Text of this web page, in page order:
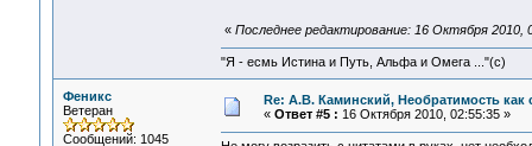
« Последнее редактирование: 16 Октября 2010,
"Я - есмь Истина и Путь, Альфа и Омега ..."(с)
Феникс
Ветеран
Сообщений: 1045
Re: А.В. Каминский, Необратимость как
« Ответ #5 : 16 Октября 2010, 02:55:35 »